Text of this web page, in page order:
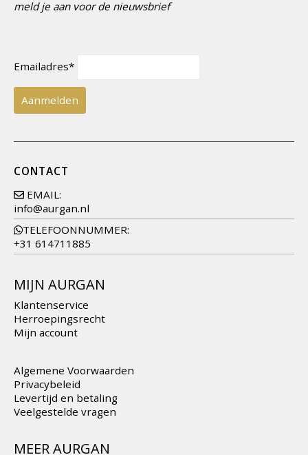
meld je aan voor de nieuwsbrief
Emailadres*
CONTACT
EMAIL:
info@aurgan.nl
TELEFOONNUMMER:
+31 614711885
MIJN AURGAN
Klantenservice
Herroepingsrecht
Mijn account
Algemene Voorwaarden
Privacybeleid
Levertijd en betaling
Veelgestelde vragen
MEER AURGAN